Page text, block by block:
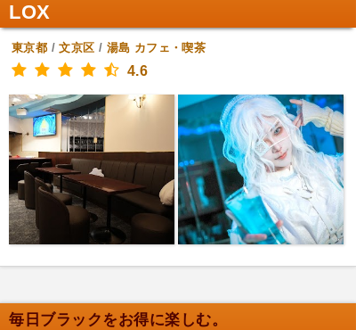
LOX
東京都 /文京区 / 湯島 カフェ・喫茶
4.6
毎日ブラックをお得に楽しむ。